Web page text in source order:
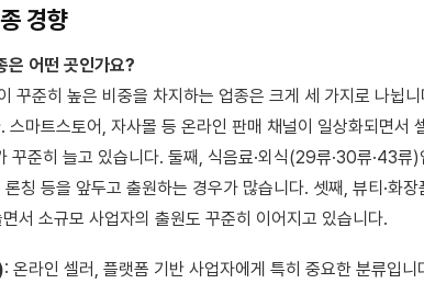
경향
은 어떤 곳인가요?
꾸준히 높은 비중을 차지하는 업종은 크게 세 가지로 나뉩
스마트스토어, 자사몰 등 온라인 판매 채널이 일상화되면서
꾸준히 늘고 있습니다. 둘째, 식음료·외식(29류·30류·43류
칭 등을 앞두고 출원하는 경우가 많습니다. 셋째, 뷰티·화
서 소규모 사업자의 출원도 꾸준히 이어지고 있습니다.
: 온라인 셀러, 플랫폼 기반 사업자에게 특히 중요한 분류입니